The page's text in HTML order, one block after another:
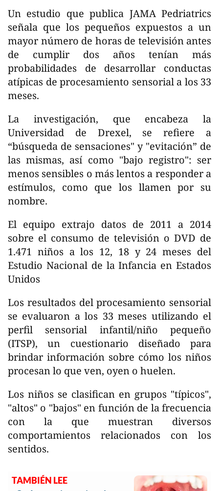
Un estudio que publica JAMA Pedriatrics
señala que los pequeños expuestos a un
mayor número de horas de televisión antes
de cumplir dos años tenían más
probabilidades de desarrollar conductas
atípicas de procesamiento sensorial a los 33
meses.
La investigación, que encabeza la
Universidad de Drexel, se refiere a
“búsqueda de sensaciones" y "evitación” de
las mismas, así como "bajo registro": ser
menos sensibles o más lentos a responder a
estímulos, como que los llamen por su
nombre.
El equipo extrajo datos de 2011 a 2014
sobre el consumo de televisión o DVD de
1.471 niños a los 12, 18 y 24 meses del
Estudio Nacional de la Infancia en Estados
Unidos
Los resultados del procesamiento sensorial
se evaluaron a los 33 meses utilizando el
perfil sensorial infantil/niño pequeño
(ITSP), un cuestionario diseñado para
brindar información sobre cómo los niños
procesan lo que ven, oyen o huelen.
Los niños se clasifican en grupos "típicos",
"altos" o "bajos" en función de la frecuencia
con la que muestran diversos
comportamientos relacionados con los
sentidos.
TAMBIÉN LEE